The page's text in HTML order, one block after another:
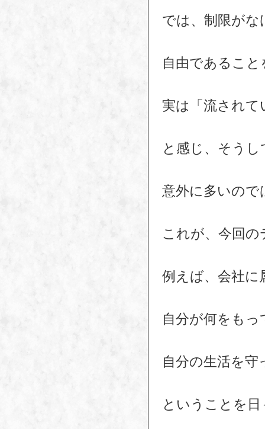
では、制限がな
自由であるこ
実は「流され
と感じ、そう
意外に多いの
これが、今回
例えば、会社
自分が何をも
自分の生活を
ということを